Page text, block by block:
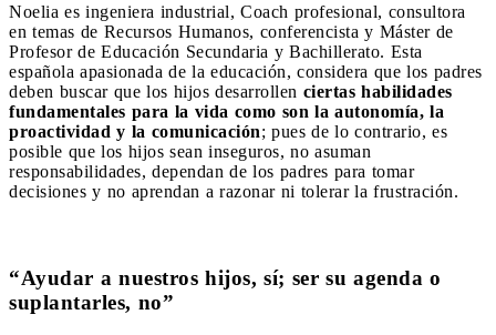
Noelia es ingeniera industrial, Coach profesional, consultora
en temas de Recursos Humanos, conferencista y Máster de
Profesor de Educación Secundaria y Bachillerato. Esta
española apasionada de la educación, considera que los padres
deben buscar que los hijos desarrollen ciertas habilidades
fundamentales para la vida como son la autonomía, la
proactividad y la comunicación; pues de lo contrario, es
posible que los hijos sean inseguros, no asuman
responsabilidades, dependan de los padres para tomar
decisiones y no aprendan a razonar ni tolerar la frustración.
“Ayudar a nuestros hijos, sí; ser su agenda o
suplantarles, no”